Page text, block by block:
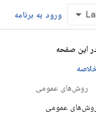
ورود به برنامه
این صفحه
روش‌های عمومی
عمومی